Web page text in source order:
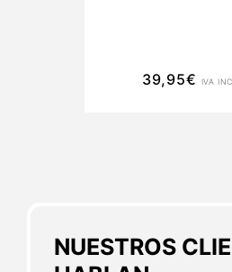
NUESTROS
39,95€ IVA